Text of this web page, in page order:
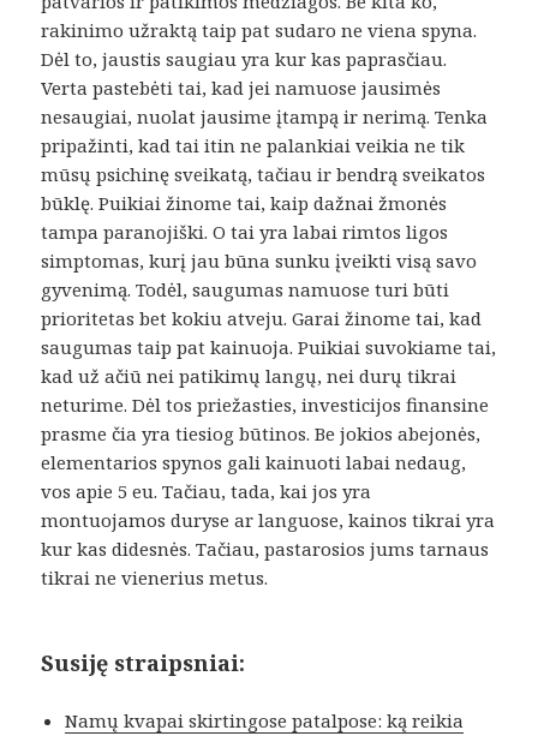
rakinimo užraktą taip pat sudaro ne viena spyna.
Dėl to, jaustis saugiau yra kur kas paprasčiau.
Verta pastebėti tai, kad jei namuose jausimės
nesaugiai, nuolat jausime įtampą ir nerimą. Tenka
pripažinti, kad tai itin ne palankiai veikia ne tik
mūsų psichinę sveikatą, tačiau ir bendrą sveikatos
būklę. Puikiai žinome tai, kaip dažnai žmonės
tampa paranojiški. O tai yra labai rimtos ligos
simptomas, kurį jau būna sunku įveikti visą savo
gyvenimą. Todėl, saugumas namuose turi būti
prioritetas bet kokiu atveju. Garai žinome tai, kad
saugumas taip pat kainuoja. Puikiai suvokiame tai,
kad už ačiū nei patikimų langų, nei durų tikrai
neturime. Dėl tos priežasties, investicijos finansine
prasme čia yra tiesiog būtinos. Be jokios abejonės,
elementarios spynos gali kainuoti labai nedaug,
vos apie 5 eu. Tačiau, tada, kai jos yra
montuojamos duryse ar languose, kainos tikrai yra
kur kas didesnės. Tačiau, pastarosios jums tarnaus
tikrai ne vienerius metus.
Susiję straipsniai:
Namų kvapai skirtingose patalpose: ką reikia